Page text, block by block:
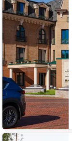
Отель